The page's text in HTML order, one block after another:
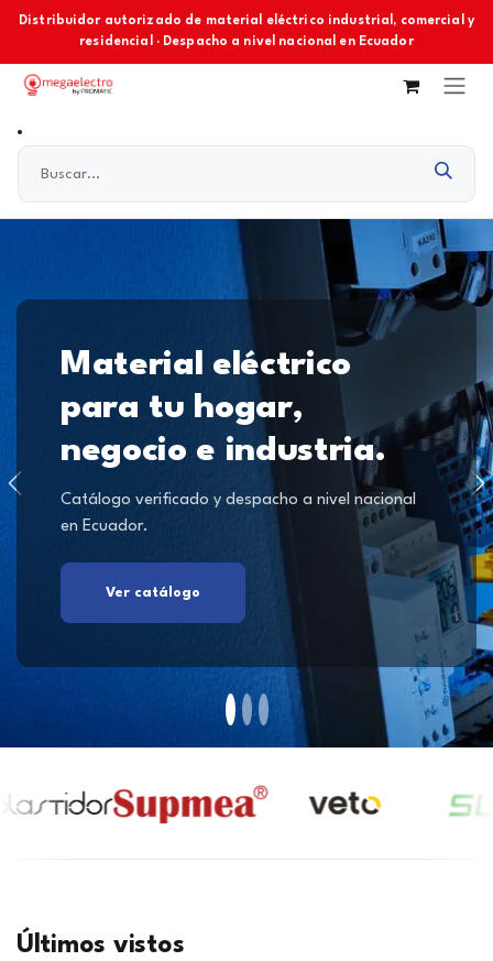
Ir al contenido
Distribuidor autorizado de material eléctrico industrial, comercial y
residencial · Despacho a nivel nacional en Ecuador
Material eléctrico
para tu hogar,
negocio e industria.
Catálogo verificado y despacho a nivel nacional
en Ecuador.
Ver catálogo
Últimos vistos